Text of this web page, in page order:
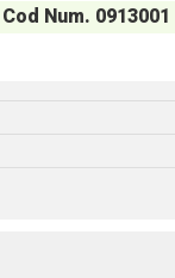
Cod Num. 0913001